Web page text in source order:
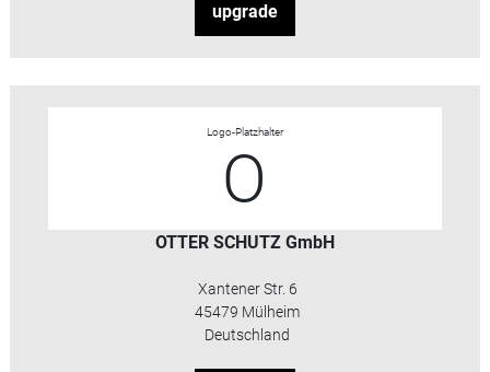
upgrade
Logo-Platzhalter
O
OTTER SCHUTZ GmbH
Xantener Str. 6
45479 Mülheim
Deutschland